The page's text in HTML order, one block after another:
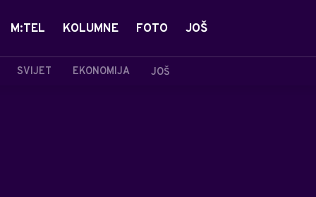
SVIJET EKONOMIJA JOŠ
M:TEL KOLUMNE FOTO JOŠ